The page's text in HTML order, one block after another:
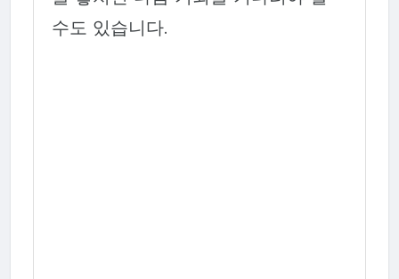
수도 있습니다.